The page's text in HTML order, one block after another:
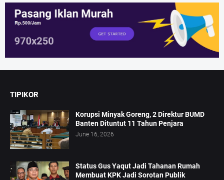
TIPIKOR
Korupsi Minyak Goreng, 2 Direktur BUMD
Banten Dituntut 11 Tahun Penjara
June 16, 2026
Status Gus Yaqut Jadi Tahanan Rumah
Membuat KPK Jadi Sorotan Publik